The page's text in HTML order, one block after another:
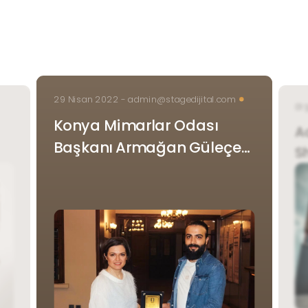
29 Nisan 2022 - admin@stagedijital.com
Konya Mimarlar Odası
Başkanı Armağan Güleçe